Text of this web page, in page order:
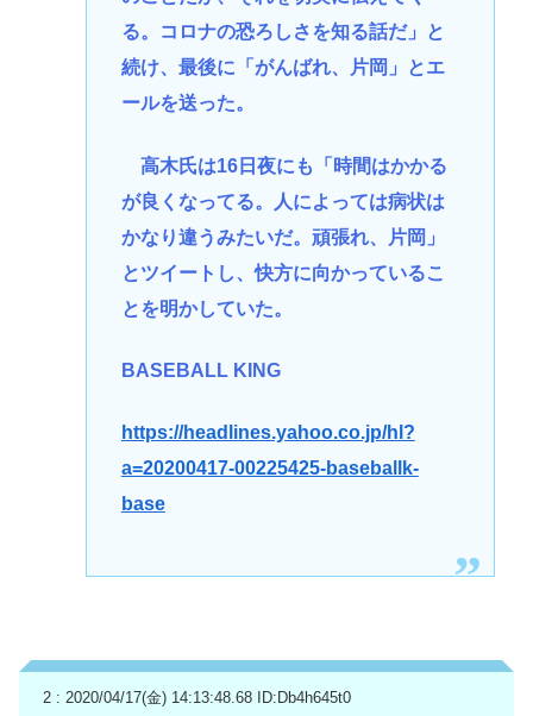
る。コロナの恐ろしさを知る話だ」と
続け、最後に「がんばれ、片岡」とエ
ールを送った。
高木氏は16日夜にも「時間はかかる
が良くなってる。人によっては病状は
かなり違うみたいだ。頑張れ、片岡」
とツイートし、快方に向かっているこ
とを明かしていた。
BASEBALL KING
https://headlines.yahoo.co.jp/hl?
a=20200417-00225425-baseballk-
base
2 : 2020/04/17(金) 14:13:48.68 ID:Db4h645t0